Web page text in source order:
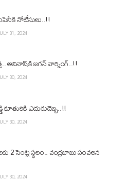
నోటీసులు..!!
31, 2024
అవినాష్‌కి జగన్‌ వార్నింగ్‌..!!
30, 2024
ఎదురుదెబ్బ..!!
30, 2024
2 సెంట్ల స్థలం.. చంద్రబాబు సంచలన
30, 2024